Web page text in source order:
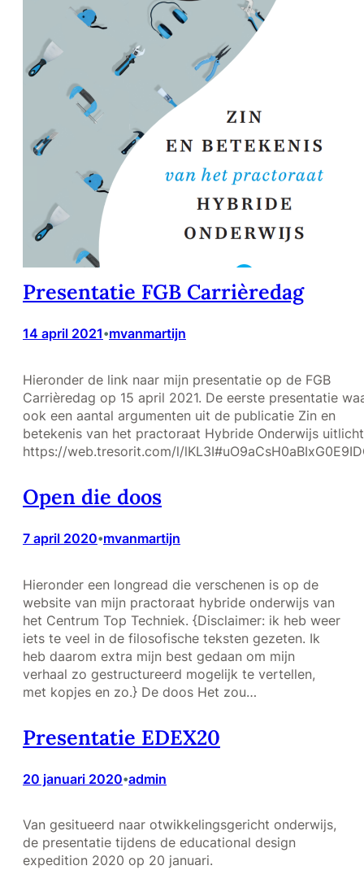
Presentatie FGB Carrièredag
14 april 2021•mvanmartijn
Hieronder de link naar mijn presentatie op de FGB
Carrièredag op 15 april 2021. De eerste presentatie
ook een aantal argumenten uit de publicatie Zin en
betekenis van het practoraat Hybride Onderwijs
https://web.tresorit.com/l/
Open die doos
7 april 2020•mvanmartijn
Hieronder een longread die verschenen is op de
website van mijn practoraat hybride onderwijs van
het Centrum Top Techniek. {Disclaimer: ik heb weer
iets te veel in de filosofische teksten gezeten. Ik
heb daarom extra mijn best gedaan om mijn
verhaal zo gestructureerd mogelijk te vertellen,
met kopjes en zo.} De doos Het zou…
Presentatie EDEX20
20 januari 2020•admin
Van gesitueerd naar otwikkelingsgericht onderwijs,
de presentatie tijdens de educational design
expedition 2020 op 20 januari.